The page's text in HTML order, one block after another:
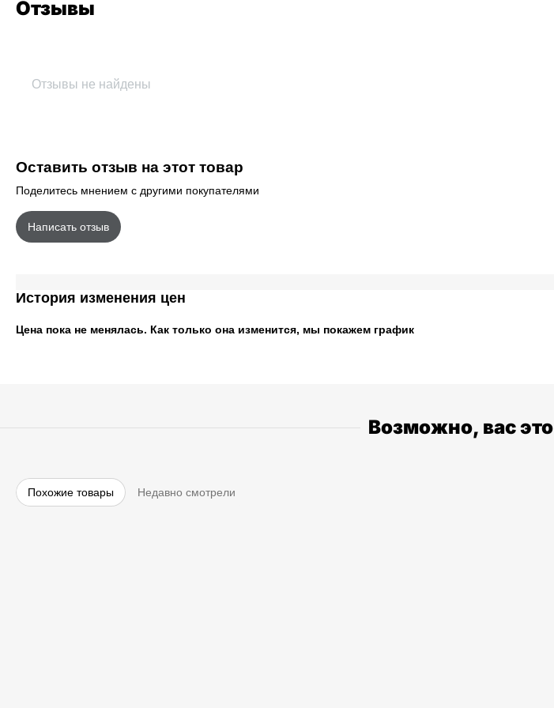
Отзывы
Отзывы не найдены
Оставить отзыв на этот товар
Поделитесь мнением с другими покупателями
Написать отзыв
История изменения цен
Цена пока не менялась. Как только она изменится, мы покажем график
Возможно, вас это
Похожие товары Недавно смотрели